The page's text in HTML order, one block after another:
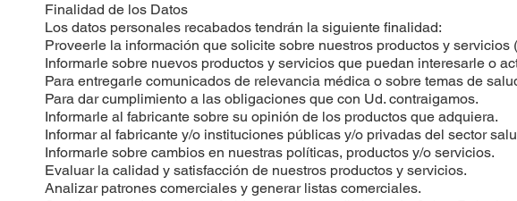
Finalidad de los Datos
Los datos personales recabados tendrán la siguiente finalidad:
Proveerle la información que solicite sobre nuestros productos y servicios
Informarle sobre nuevos productos y servicios que puedan interesarle o
Para entregarle comunicados de relevancia médica o sobre temas de
Para dar cumplimiento a las obligaciones que con Ud. contraigamos.
Informarle al fabricante sobre su opinión de los productos que adquiera.
Informar al fabricante y/o instituciones públicas y/o privadas del sector
Informarle sobre cambios en nuestras políticas, productos y/o servicios.
Evaluar la calidad y satisfacción de nuestros productos y servicios.
Analizar patrones comerciales y generar listas comerciales.